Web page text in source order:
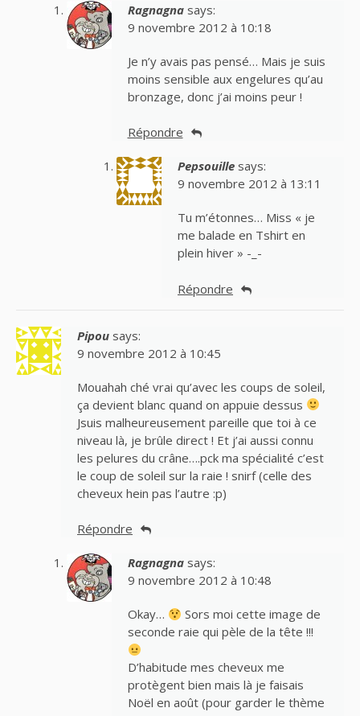
Ragnagna says:
9 novembre 2012 à 10:18
Je n’y avais pas pensé… Mais je suis
moins sensible aux engelures qu’au
bronzage, donc j’ai moins peur !
Répondre
Pepsouille says:
9 novembre 2012 à 13:11
Tu m’étonnes… Miss « je
me balade en Tshirt en
plein hiver » -_-
Répondre
Pipou says:
9 novembre 2012 à 10:45
Mouahah ché vrai qu’avec les coups de soleil,
ça devient blanc quand on appuie dessus
Jsuis malheureusement pareille que toi à ce
niveau là, je brûle direct ! Et j’ai aussi connu
les pelures du crâne….pck ma spécialité c’est
le coup de soleil sur la raie ! snirf (celle des
cheveux hein pas l’autre :p)
Répondre
Ragnagna says:
9 novembre 2012 à 10:48
Okay…
Sors moi cette image de
seconde raie qui pèle de la tête !!!
D’habitude mes cheveux me
protègent bien mais là je faisais
Noël en août (pour garder le thème